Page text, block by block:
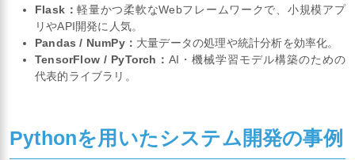
Flask：軽量かつ柔軟なWebフレームワークで、小規模アプ
リやAPI開発に人気。
Pandas / NumPy： 大量データの処理や統計分析を効率化。
TensorFlow / PyTorch：AI・機械学習モデル構築のための
代表的ライブラリ。
Pythonを用いたシステム開発の事例